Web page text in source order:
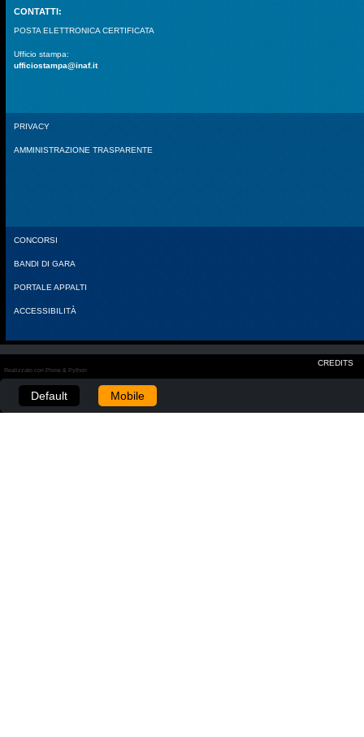
CONTATTI:
POSTA ELETTRONICA CERTIFICATA
Ufficio stampa:
ufficiostampa@inaf.it
PRIVACY
AMMINISTRAZIONE TRASPARENTE
CONCORSI
BANDI DI GARA
PORTALE APPALTI
ACCESSIBILITÀ
CREDITS
Realizzato con Plone & Python
Default Mobile